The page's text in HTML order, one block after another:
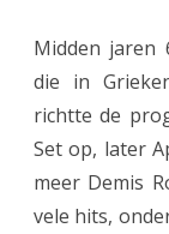
Midden jaren
die in
richtte de
Set op, later
meer Demis
vele hits,